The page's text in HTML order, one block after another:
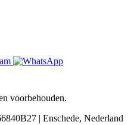
voorbehouden.
| Enschede, Nederland